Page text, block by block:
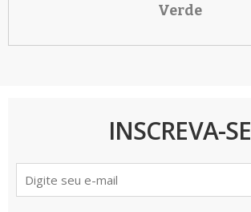
Verde
INSCREVA-SE